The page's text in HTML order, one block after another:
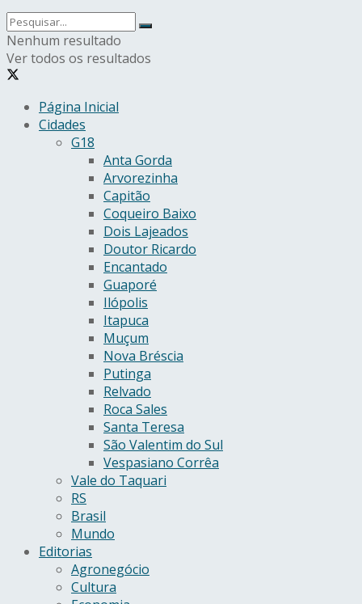
Nenhum resultado
Ver todos os resultados
Página Inicial
Cidades
G18
Anta Gorda
Arvorezinha
Capitão
Coqueiro Baixo
Dois Lajeados
Doutor Ricardo
Encantado
Guaporé
Ilópolis
Itapuca
Muçum
Nova Bréscia
Putinga
Relvado
Roca Sales
Santa Teresa
São Valentim do Sul
Vespasiano Corrêa
Vale do Taquari
RS
Brasil
Mundo
Editorias
Agronegócio
Cultura